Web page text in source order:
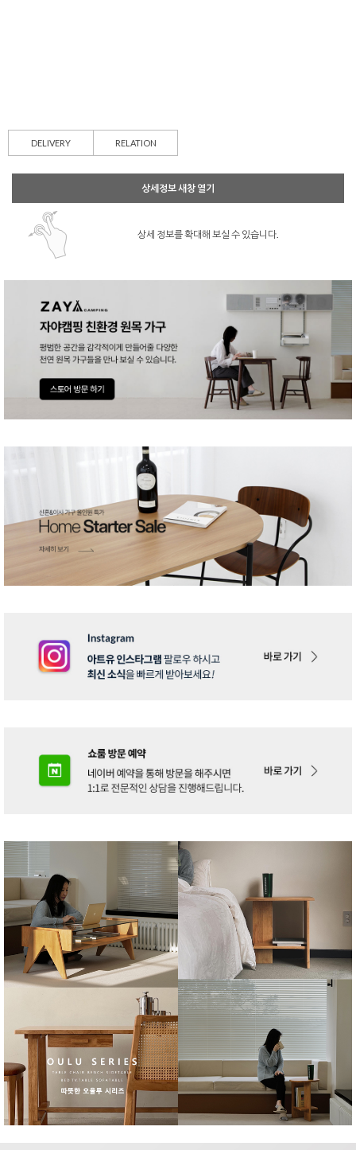
DELIVERY RELATION
상세정보 새창 열기
상세 정보를 확대해 보실 수 있습니다.